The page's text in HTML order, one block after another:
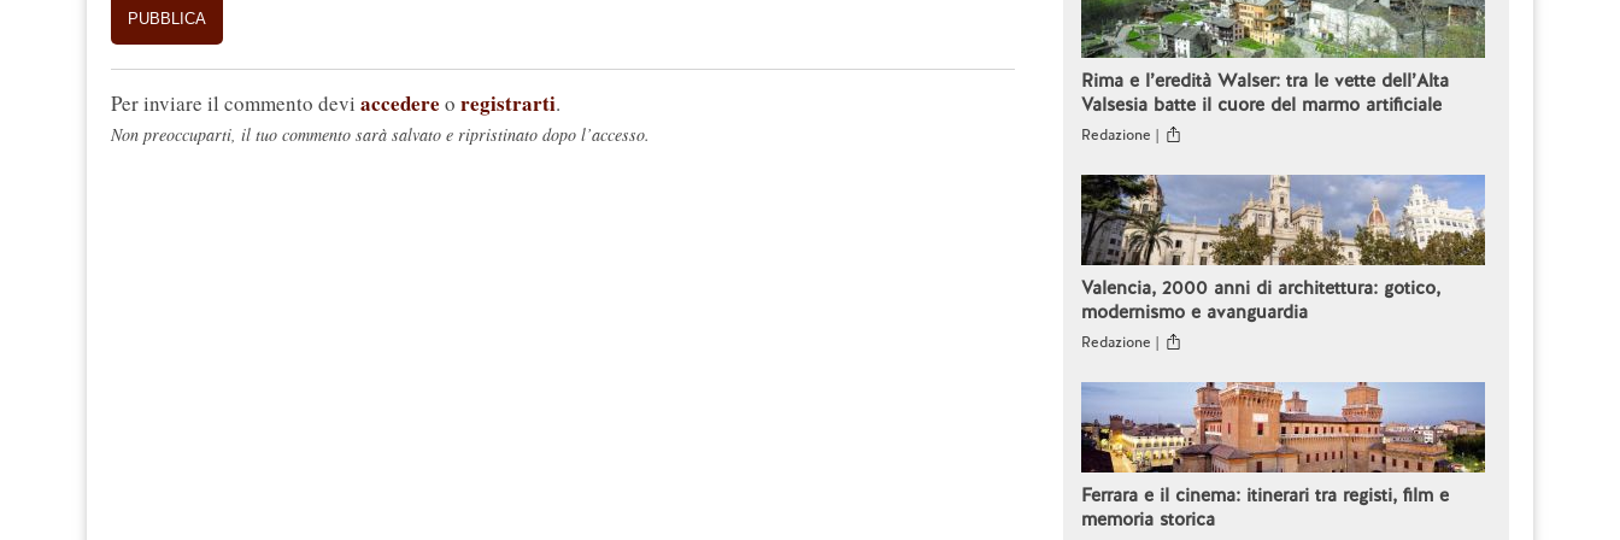
Per inviare il commento devi accedere o registrarti.
Non preoccuparti, il tuo commento sarà salvato e ripristinato dopo l’accesso.
Rima e l’eredità Walser: tra le vette dell’Alta
Valsesia batte il cuore del marmo artificiale
Redazione |
Valencia, 2000 anni di architettura: gotico,
modernismo e avanguardia
Redazione |
Ferrara e il cinema: itinerari tra registi, film e
memoria storica